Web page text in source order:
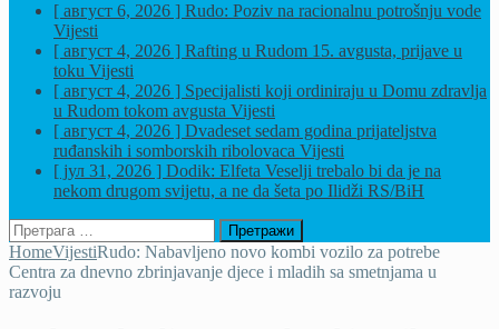
[ август 6, 2026 ] Rudo: Poziv na racionalnu potrošnju vode
Vijesti
[ август 4, 2026 ] Rafting u Rudom 15. avgusta, prijave u
toku Vijesti
[ август 4, 2026 ] Specijalisti koji ordiniraju u Domu zdravlja
u Rudom tokom avgusta Vijesti
[ август 4, 2026 ] Dvadeset sedam godina prijateljstva
ruđanskih i somborskih ribolovaca Vijesti
[ јул 31, 2026 ] Dodik: Elfeta Veselji trebalo bi da je na
nekom drugom svijetu, a ne da šeta po Ilidži RS/BiH
Претрага
за:
HomeVijestiRudo: Nabavljeno novo kombi vozilo za potrebe
Centra za dnevno zbrinjavanje djece i mladih sa smetnjama u
razvoju